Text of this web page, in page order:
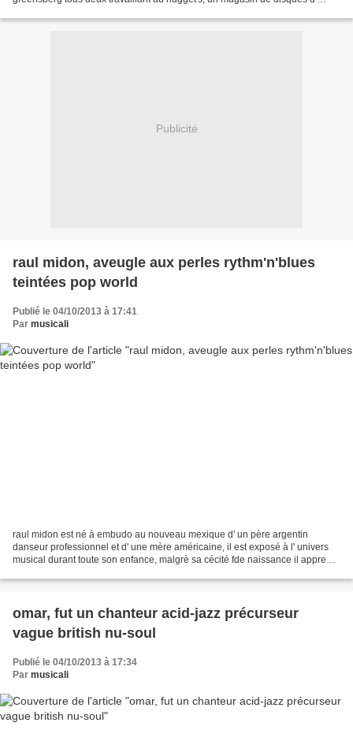
Publicité
raul midon, aveugle aux perles rythm'n'blues
teintées pop world
Publié le 04/10/2013 à 17:41
Par musicali
raul midon est né à embudo au nouveau mexique d' un père argentin
danseur professionnel et d' une mère américaine, il est exposé à l' univers
musical durant toute son enfance, malgrè sa cécité fde naissance il apprend
omar, fut un chanteur acid-jazz précurseur
vague british nu-soul
Publié le 04/10/2013 à 17:34
Par musicali